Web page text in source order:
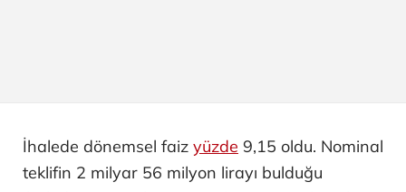
İhalede dönemsel faiz yüzde 9,15 oldu. Nominal
teklifin 2 milyar 56 milyon lirayı bulduğu